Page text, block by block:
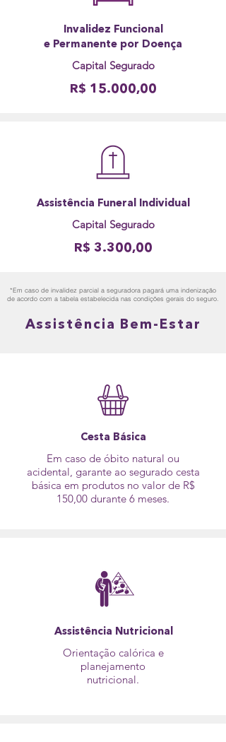
Invalidez Funcional
e Permanente por Doença
Capital Segurado
R$ 15.000,00
Assistência Funeral Individual
Capital Segurado
R$ 3.300,00
*Em caso de invalidez parcial a seguradora pagará uma indenização
de acordo com a tabela estabelecida nas condições gerais do seguro.
Assistência Bem-Estar
Cesta Básica
Em caso de óbito natural ou
acidental, garante ao segurado cesta
básica em produtos no valor de R$
150,00 durante 6 meses.
Assistência Nutricional
Orientação calórica e
planejamento
nutricional.